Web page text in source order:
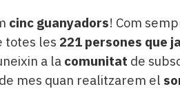
cinc guanyadors! Com
totes les 221 persones que
a la comunitat de
mes quan realitzarem el